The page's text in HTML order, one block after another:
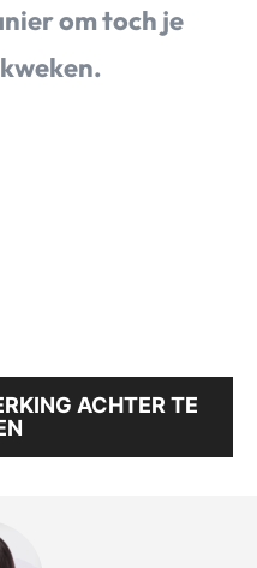
om toch je
ACHTER TE